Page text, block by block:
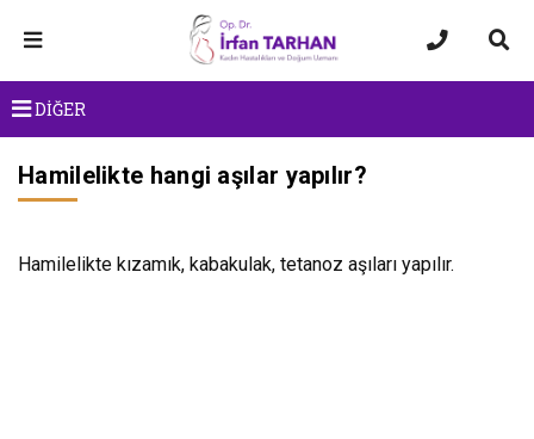
DİĞER
Hamilelikte hangi aşılar yapılır?
Hamilelikte kızamık, kabakulak, tetanoz aşıları yapılır.